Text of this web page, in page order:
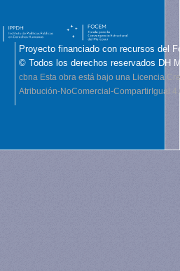
Proyecto financiado con recursos del
© Todos los derechos reservados DH
cbna Esta obra está bajo una Licencia
Atribución-NoComercial-CompartirIgual